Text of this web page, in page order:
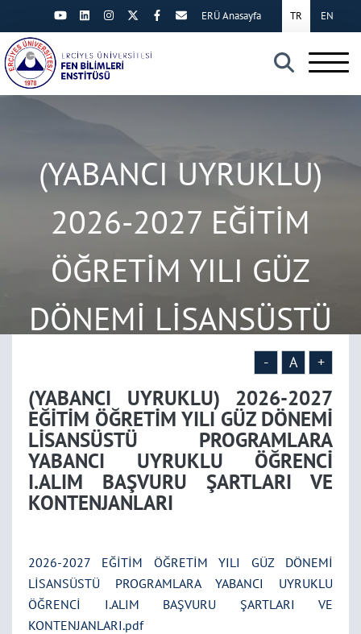
×
TR EN
ERÜ Anasayfa
(YABANCI UYRUKLU)
2026-2027 EĞİTİM
ÖĞRETİM YILI GÜZ
DÖNEMİ LİSANSÜSTÜ
PROGRAMLARA YABANCI
UYRUKLU ÖĞRENCİ
I.ALIM BAŞVURU
ŞARTLARI VE
KONTENJANLARI
- A +
(YABANCI UYRUKLU) 2026-2027
EĞİTİM ÖĞRETİM YILI GÜZ DÖNEMİ
LİSANSÜSTÜ PROGRAMLARA
YABANCI UYRUKLU ÖĞRENCİ
I.ALIM BAŞVURU ŞARTLARI VE
KONTENJANLARI
2026-2027 EĞİTİM ÖĞRETİM YILI GÜZ DÖNEMİ
LİSANSÜSTÜ PROGRAMLARA YABANCI UYRUKLU
ÖĞRENCİ I.ALIM BAŞVURU ŞARTLARI VE
KONTENJANLARI.pdf